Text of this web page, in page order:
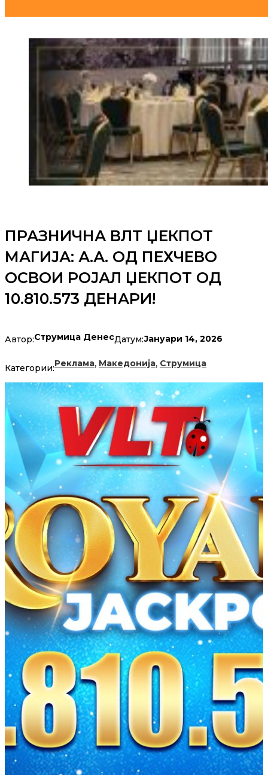
ПРАЗНИЧНА ВЛТ ЏЕКПОТ
МАГИЈА: А.А. ОД ПЕХЧЕВО
ОСВОИ РОЈАЛ ЏЕКПОТ ОД
10.810.573 ДЕНАРИ!
Автор:Струмица ДенесДатум:Јануари 14, 2026
Категории:Реклама, Македонија, Струмица